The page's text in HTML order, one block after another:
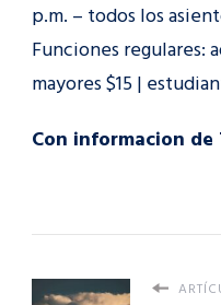
p.m. – todos los
Funciones regulares:
mayores $15 |
Con informacion